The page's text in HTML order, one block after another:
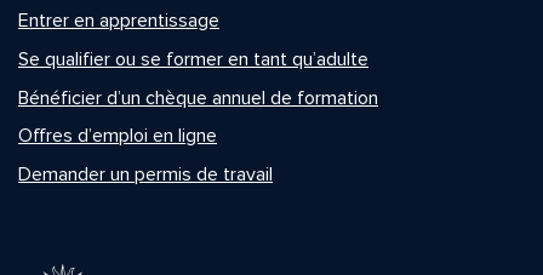
Entrer en apprentissage
Se qualifier ou se former en tant qu’adulte
Bénéficier d’un chèque annuel de formation
Offres d’emploi en ligne
Demander un permis de travail